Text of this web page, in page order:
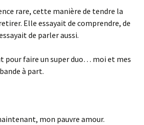
rare, cette manière de tendre la
Elle essayait de comprendre, de
de parler aussi.
pour faire un super duo… moi et mes
à part.
mon pauvre amour.